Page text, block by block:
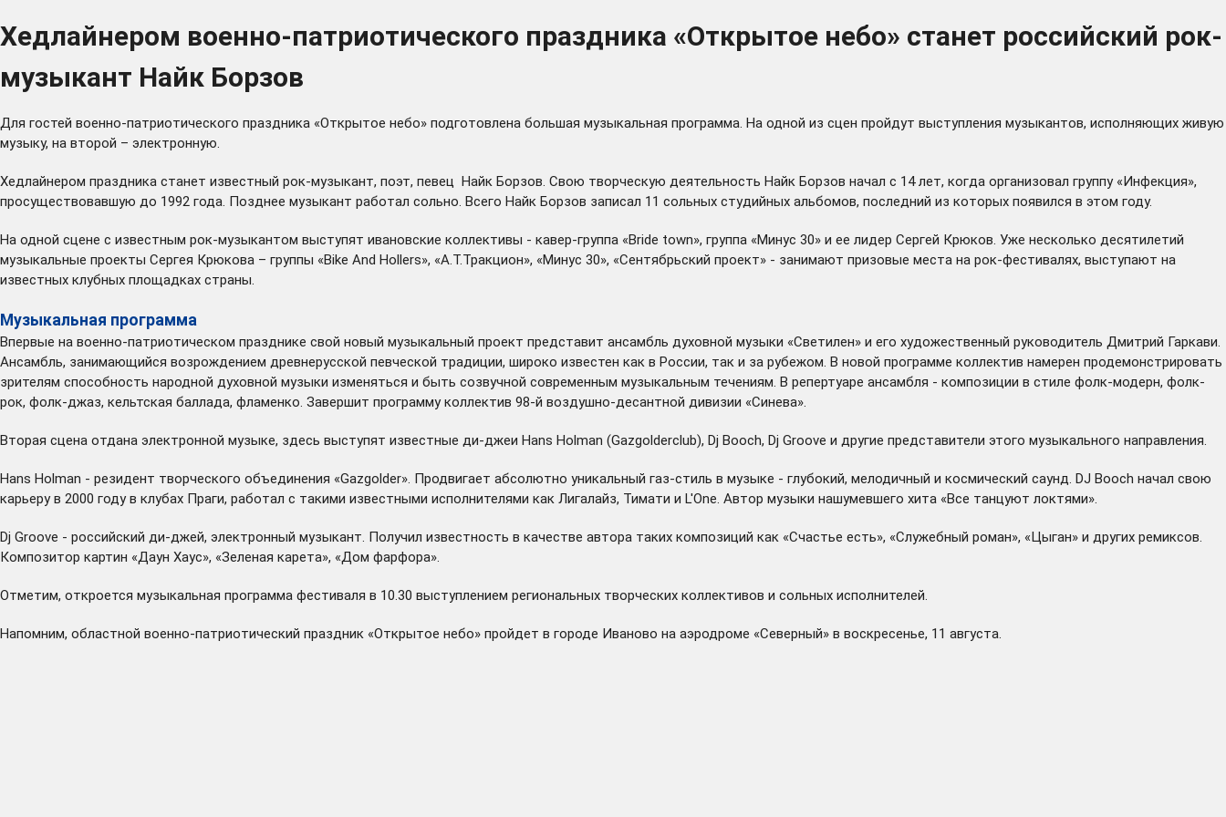
Хедлайнером военно-патриотического праздника «Открытое небо» станет российский рок-
музыкант Найк Борзов
Для гостей военно-патриотического праздника «Открытое небо» подготовлена большая музыкальная программа. На одной из сцен пройдут выступления музыкантов, исполняющих живую
музыку, на второй – электронную.
Хедлайнером праздника станет известный рок-музыкант, поэт, певец Найк Борзов. Свою творческую деятельность Найк Борзов начал с 14 лет, когда организовал группу «Инфекция»,
просуществовавшую до 1992 года. Позднее музыкант работал сольно. Всего Найк Борзов записал 11 сольных студийных альбомов, последний из которых появился в этом году.
На одной сцене с известным рок-музыкантом выступят ивановские коллективы - кавер-группа «Bride town», группа «Минус 30» и ее лидер Сергей Крюков. Уже несколько десятилетий
музыкальные проекты Сергея Крюкова – группы «Bike And Hollers», «А.Т.Тракцион», «Минус 30», «Сентябрьский проект» - занимают призовые места на рок-фестивалях, выступают на
известных клубных площадках страны.
Музыкальная программа
Впервые на военно-патриотическом празднике свой новый музыкальный проект представит ансамбль духовной музыки «Светилен» и его художественный руководитель Дмитрий Гаркави.
Ансамбль, занимающийся возрождением древнерусской певческой традиции, широко известен как в России, так и за рубежом. В новой программе коллектив намерен продемонстрировать
зрителям способность народной духовной музыки изменяться и быть созвучной современным музыкальным течениям. В репертуаре ансамбля - композиции в стиле фолк-модерн, фолк-
рок, фолк-джаз, кельтская баллада, фламенко. Завершит программу коллектив 98-й воздушно-десантной дивизии «Синева».
Вторая сцена отдана электронной музыке, здесь выступят известные ди-джеи Hans Holman (Gazgolderclub), Dj Booch, Dj Groove и другие представители этого музыкального направления.
Hans Holman - резидент творческого объединения «Gazgolder». Продвигает абсолютно уникальный газ-стиль в музыке - глубокий, мелодичный и космический саунд. DJ Booch начал свою
карьеру в 2000 году в клубах Праги, работал с такими известными исполнителями как Лигалайз, Тимати и L'One. Автор музыки нашумевшего хита «Все танцуют локтями».
Dj Groove - российский ди-джей, электронный музыкант. Получил известность в качестве автора таких композиций как «Счастье есть», «Служебный роман», «Цыган» и других ремиксов.
Композитор картин «Даун Хаус», «Зеленая карета», «Дом фарфора».
Отметим, откроется музыкальная программа фестиваля в 10.30 выступлением региональных творческих коллективов и сольных исполнителей.
Напомним, областной военно-патриотический праздник «Открытое небо» пройдет в городе Иваново на аэродроме «Северный» в воскресенье, 11 августа.